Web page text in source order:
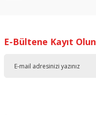
E-Bültene Kayıt Olun